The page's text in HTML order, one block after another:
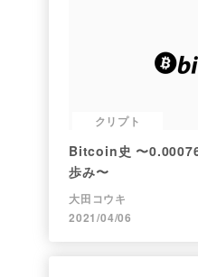
クリプト
Bitcoin史 〜
歩み〜
大田コウキ
2021/04/06